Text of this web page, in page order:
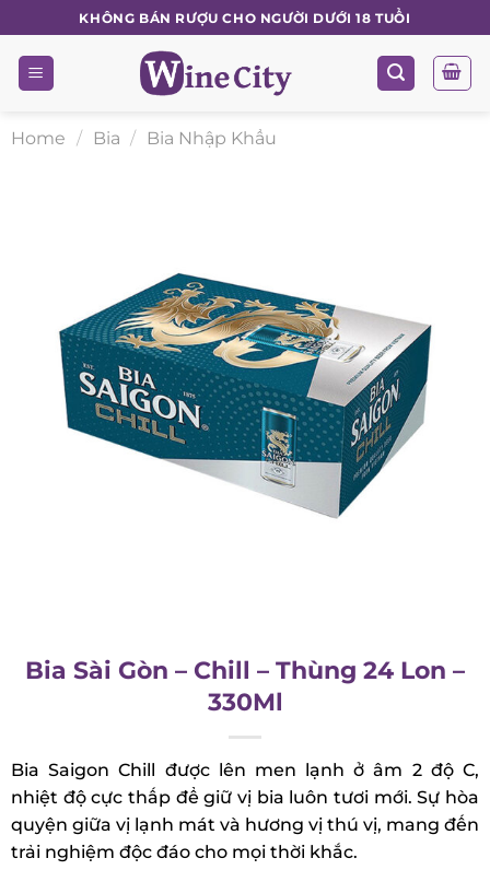
to
content
KHÔNG BÁN RƯỢU CHO NGƯỜI DƯỚI 18 TUỔI
Home / Bia / Bia Nhập Khẩu
Bia Sài Gòn – Chill – Thùng 24 Lon –
330Ml
Bia Saigon Chill được lên men lạnh ở âm 2 độ C,
nhiệt độ cực thấp để giữ vị bia luôn tươi mới. Sự
hòa quyện giữa vị lạnh mát và hương vị thú vị,
mang đến trải nghiệm độc đáo cho mọi thời khắc.